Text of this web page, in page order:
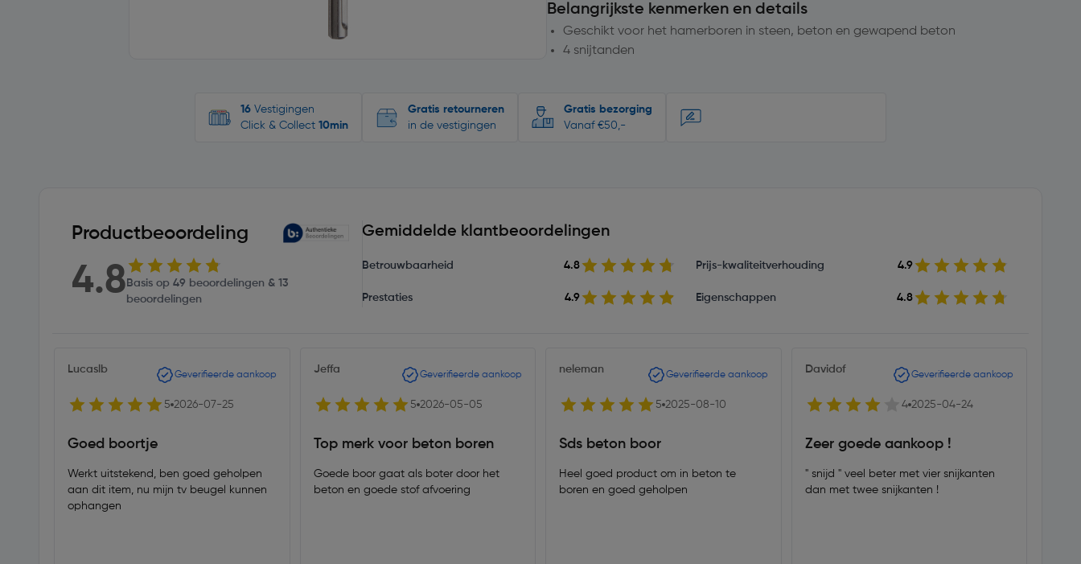
Belangrijkste kenmerken en details
Geschikt voor het hamerboren in steen, beton en gewapend beton
4 snijtanden
16 Vestigingen
Click & Collect 10min
Gratis retourneren
in de vestigingen
Gratis bezorging
Vanaf €50,-
Productbeoordeling
4.8 Basis op 49 beoordelingen & 13
beoordelingen
Gemiddelde klantbeoordelingen
Betrouwbaarheid 4.8 Prijs-kwaliteitverhouding 4.9
Prestaties 4.9 Eigenschappen 4.8
Lucaslb Geverifieerde aankoop
5 2026-07-25
Goed boortje
Werkt uitstekend, ben goed geholpen
aan dit item, nu mijn tv beugel kunnen
ophangen
Jeffa Geverifieerde aankoop
5 2026-05-05
Top merk voor beton boren
Goede boor gaat als boter door het
beton en goede stof afvoering
neleman Geverifieerde aankoop
5 2025-08-10
Sds beton boor
Heel goed product om in beton te
boren en goed geholpen
Davidof Geverifieerde aankoop
4 2025-04-24
Zeer goede aankoop !
" snijd " veel beter met vier snijkanten
dan met twee snijkanten !